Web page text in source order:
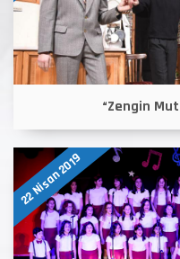
“Zengin
22 Nisan 2019